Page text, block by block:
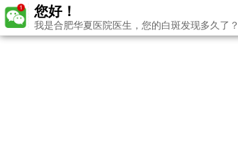
您好！
我是合肥华夏医院医生，您的白斑发现多久了？